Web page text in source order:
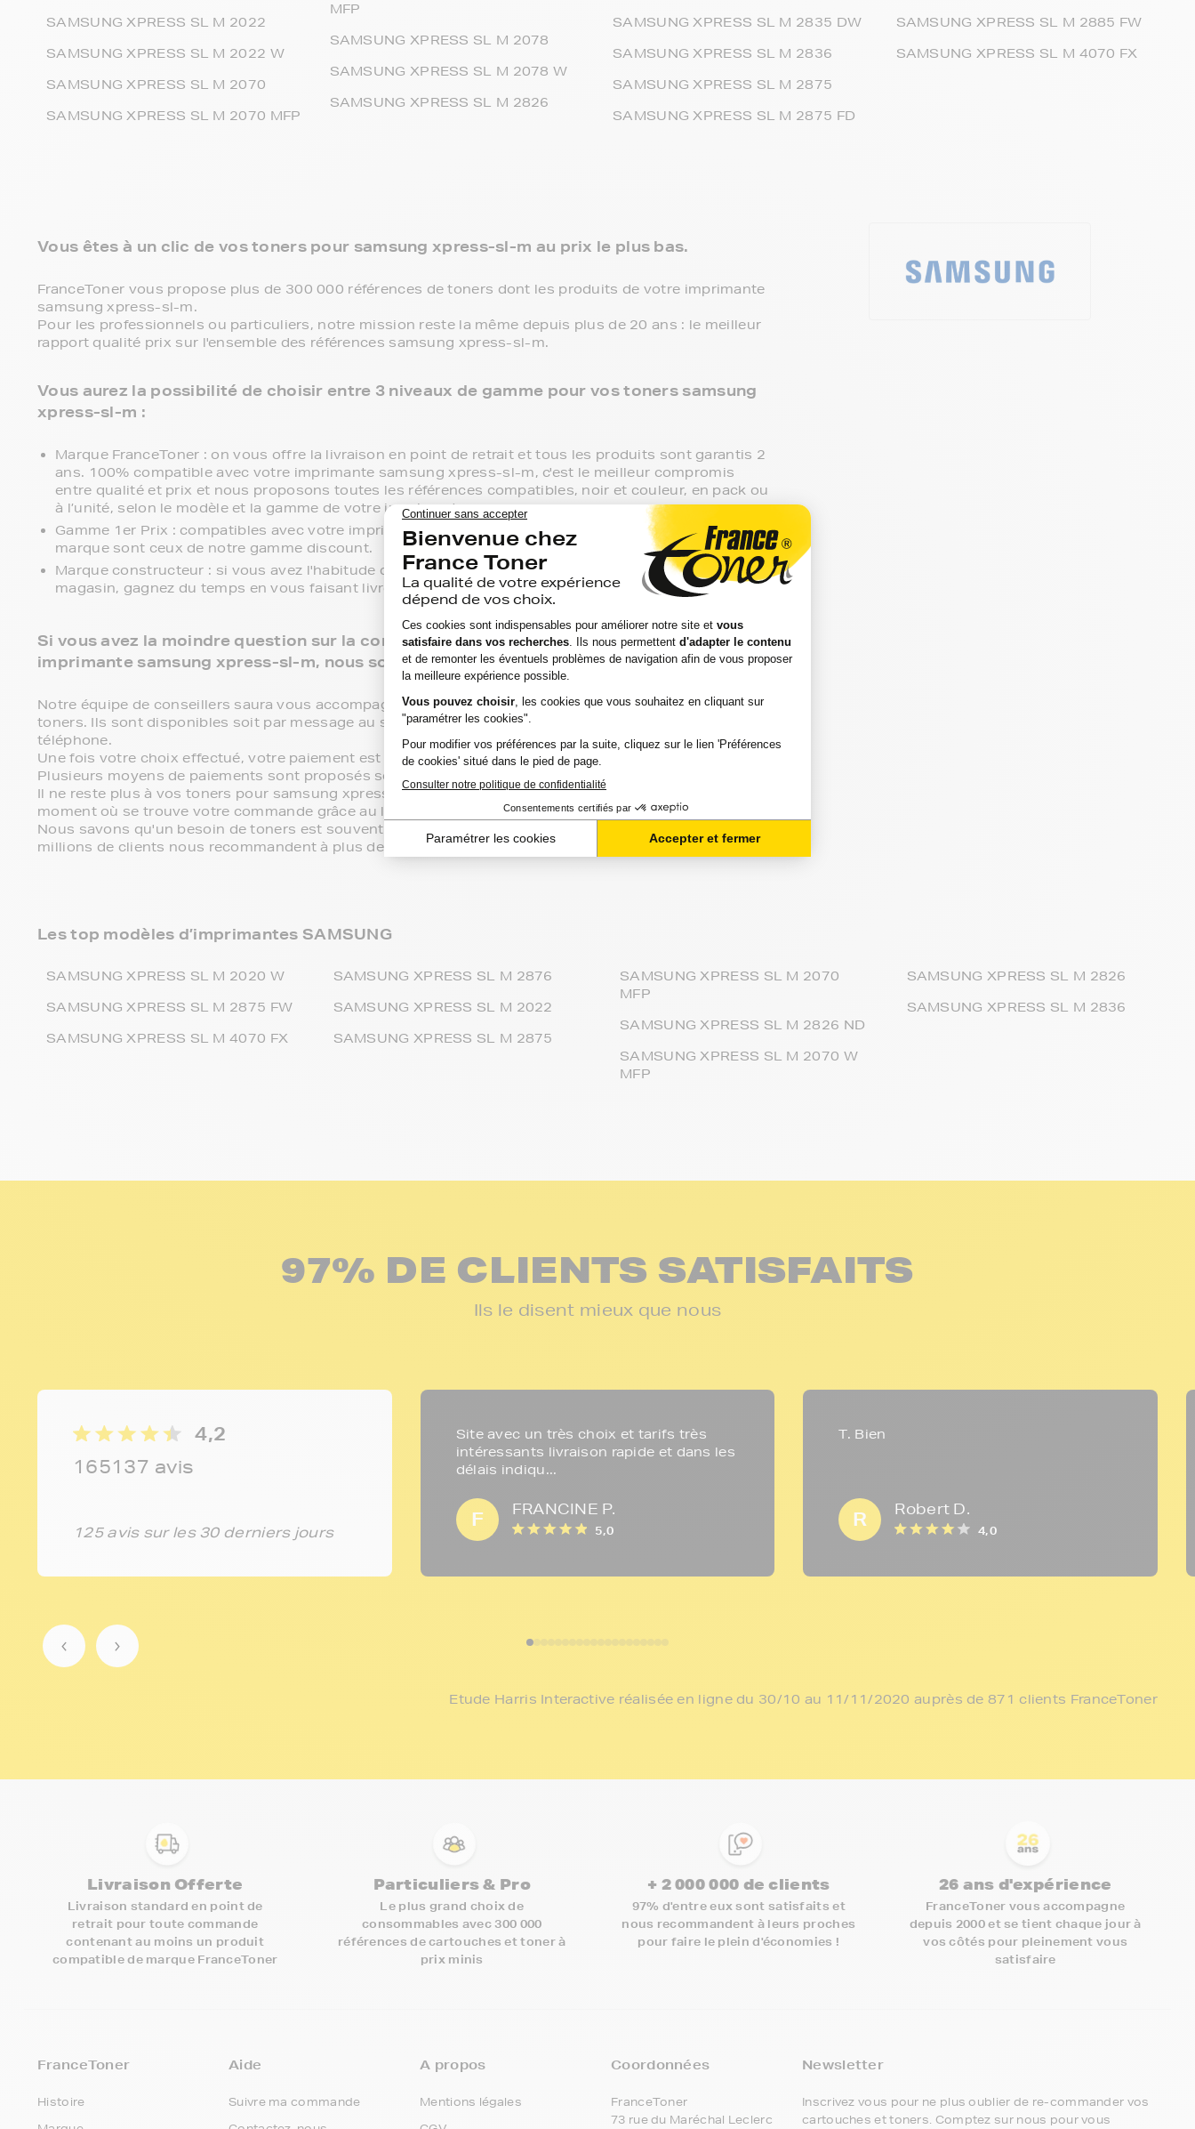
SAMSUNG XPRESS SL M 2022
SAMSUNG XPRESS SL M 2022 W
SAMSUNG XPRESS SL M 2070
SAMSUNG XPRESS SL M 2070 MFP
MFP
SAMSUNG XPRESS SL M 2078
SAMSUNG XPRESS SL M 2078 W
SAMSUNG XPRESS SL M 2826
SAMSUNG XPRESS SL M 2835 DW
SAMSUNG XPRESS SL M 2836
SAMSUNG XPRESS SL M 2875
SAMSUNG XPRESS SL M 2875 FD
SAMSUNG XPRESS SL M 2885 FW
SAMSUNG XPRESS SL M 4070 FX
Vous êtes à un clic de vos toners pour samsung xpress-sl-m au prix le plus bas.
FranceToner vous propose plus de 300 000 références de toners dont les produits de votre imprimante
samsung xpress-sl-m.
Pour les professionnels ou particuliers, notre mission reste la même depuis plus de 20 ans : le meilleur
rapport qualité prix sur l'ensemble des références samsung xpress-sl-m.
Vous aurez la possibilité de choisir entre 3 niveaux de gamme pour vos toners samsung
xpress-sl-m :
Marque FranceToner : on vous offre la livraison en point de retrait et tous les produits sont garantis 2
ans. 100% compatible avec votre imprimante samsung xpress-sl-m, c'est le meilleur compromis
entre qualité et prix et nous proposons toutes les références compatibles, noir et couleur, en pack ou
à l’unité, selon le modèle et la gamme de votre imprimante.
Gamme 1er Prix : compatibles avec votre imprimante samsung xpress-sl-m, ces produits sans
marque sont ceux de notre gamme discount.
Marque constructeur : si vous avez l'habitude d'aller chercher vos toners samsung xpress-sl-m en
magasin, gagnez du temps en vous faisant livrer directement chez vous.
Si vous avez la moindre question sur la compatibilité de votre produit avec votre
imprimante samsung xpress-sl-m, nous sommes à votre écoute.
Notre équipe de conseillers saura vous accompagner sur le meilleur choix ou sur l'installation de vos
toners. Ils sont disponibles soit par message au sein de votre espace client ou directement par
téléphone.
Une fois votre choix effectué, votre paiement est effectué de manière complètement sécurisée.
Plusieurs moyens de paiements sont proposés selon vos besoins.
Il ne reste plus à vos toners pour samsung xpress-sl-m de quitter notre entrepôt. Vous saurez à tout
moment où se trouve votre commande grâce au lien de suivi que nous vous mettons à disposition.
Nous savons qu'un besoin de toners est souvent assez urgent. C'est la raison pour laquelle nos 2
millions de clients nous recommandent à plus de 97%.
Les top modèles d’imprimantes SAMSUNG
SAMSUNG XPRESS SL M 2020 W
SAMSUNG XPRESS SL M 2875 FW
SAMSUNG XPRESS SL M 4070 FX
SAMSUNG XPRESS SL M 2876
SAMSUNG XPRESS SL M 2022
SAMSUNG XPRESS SL M 2875
SAMSUNG XPRESS SL M 2070
MFP
SAMSUNG XPRESS SL M 2826 ND
SAMSUNG XPRESS SL M 2070 W
MFP
SAMSUNG XPRESS SL M 2826
SAMSUNG XPRESS SL M 2836
97% DE CLIENTS SATISFAITS
Ils le disent mieux que nous
4,2
165137 avis
125 avis sur les 30 derniers jours
Site avec un très choix et tarifs très
intéressants livraison rapide et dans les
délais indiqu...
F FRANCINE P.
5,0
T. Bien
R Robert D.
4,0
Etude Harris Interactive réalisée en ligne du 30/10 au 11/11/2020 auprès de 871 clients FranceToner
Livraison Offerte
Livraison standard en point de
retrait pour toute commande
contenant au moins un produit
compatible de marque FranceToner
Particuliers & Pro
Le plus grand choix de
consommables avec 300 000
références de cartouches et toner à
prix minis
+ 2 000 000 de clients
97% d'entre eux sont satisfaits et
nous recommandent à leurs proches
pour faire le plein d'économies !
26 ans d'expérience
FranceToner vous accompagne
depuis 2000 et se tient chaque jour à
vos côtés pour pleinement vous
satisfaire
FranceToner
Histoire
Aide
Suivre ma commande
A propos
Mentions légales
Coordonnées
FranceToner
73 rue du Maréchal Leclerc
Newsletter
Inscrivez vous pour ne plus oublier de re-commander vos
cartouches et toners. Comptez sur nous pour vous
5€